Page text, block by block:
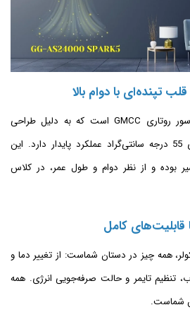
این کولر گازی مجهز به کمپرسور روتاری GMCC است که به دلیل طراحی
مهندسی‌شده، در دماهای بالای 55 درجه سانتی‌گراد عملکرد پایدار دارد. این
بوده و از نظر دوام و طول عمر، در کلاس
کامل
همه چیز در دستان شماست: از تغییر دما و
تنظیم تایمر و حالت صرفه‌جویی انرژی. همه
شماست.